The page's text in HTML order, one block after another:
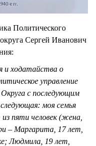
Политического
Сергей Иванович
и ходатайства о
управление
с последующим
моя семья
пяти человек (жена,
– Маргарита, 17 лет,
Людмила, 19 лет,